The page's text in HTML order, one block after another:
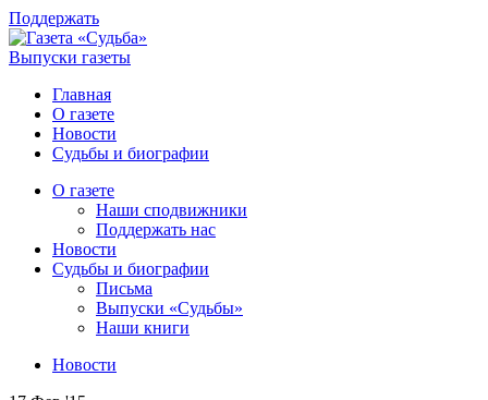
Поддержать
Выпуски газеты
Главная
О газете
Новости
Судьбы и биографии
О газете
Наши сподвижники
Поддержать нас
Новости
Судьбы и биографии
Письма
Выпуски «Судьбы»
Наши книги
Новости